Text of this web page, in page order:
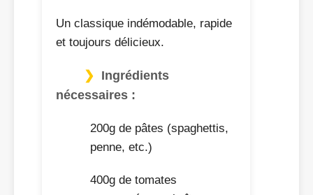
Un classique indémodable, rapide
et toujours délicieux.
Ingrédients
nécessaires :
200g de pâtes (spaghettis,
penne, etc.)
400g de tomates